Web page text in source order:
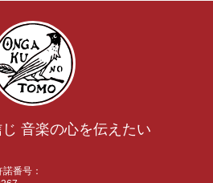
音楽の心を伝えたい
番号：